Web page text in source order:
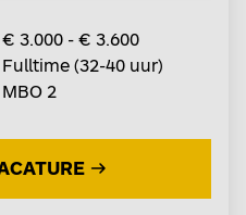
werkplaats speel jij
laten
en technische
vakmanschap
en betrouwbaar de
€ 3.000 - € 3.600
Fulltime (32-40 uur)
MBO 2